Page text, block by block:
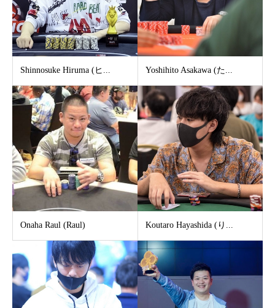
Shinnosuke Hiruma (ヒ... Yoshihito Asakawa (た...
Onaha Raul (Raul) Koutaro Hayashida (り...